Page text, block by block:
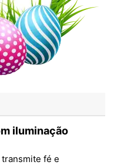
iluminação
fé e